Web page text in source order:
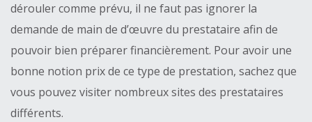
dérouler comme prévu, il ne faut pas ignorer la
demande de main de d’œuvre du prestataire afin de
pouvoir bien préparer financièrement. Pour avoir une
bonne notion prix de ce type de prestation, sachez que
vous pouvez visiter nombreux sites des prestataires
différents.